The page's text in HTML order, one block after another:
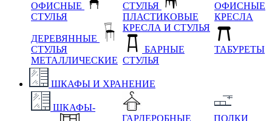
ОФИСНЫЕ
СТУЛЬЯ
ДЕРЕВЯННЫЕ
СТУЛЬЯ
МЕТАЛЛИЧЕСКИЕ
СТУЛЬЯ
ПЛАСТИКОВЫЕ
КРЕСЛА И СТУЛЬЯ
БАРНЫЕ
СТУЛЬЯ
ОФИСНЫЕ
КРЕСЛА
ТАБУРЕТЫ
ШКАФЫ И ХРАНЕНИЕ
ШКАФЫ-
ГАРДЕРОБНЫЕ
ПОЛКИ